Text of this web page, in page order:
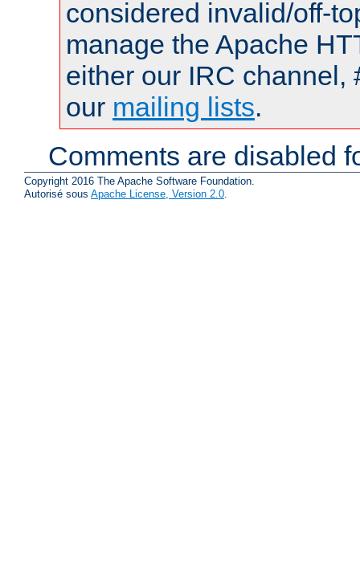
considered invalid/off-
manage the Apache
either our IRC channel,
our mailing lists.
Comments are disabled
Copyright 2016 The Apache Software Foundation.
Autorisé sous Apache License, Version 2.0